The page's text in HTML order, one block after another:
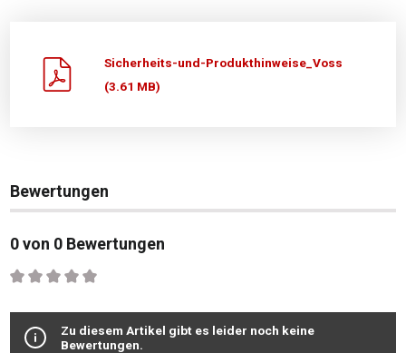
Sicherheits-und-Produkthinweise_Voss
(3.61 MB)
Bewertungen
0 von 0 Bewertungen
Durchschnittliche Bewertung von 0 von 5 Sternen
Zu diesem Artikel gibt es leider noch keine
Bewertungen.